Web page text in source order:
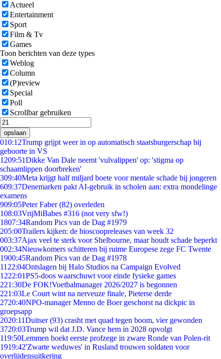
Actueel
Entertainment
Sport
Film & Tv
Games
Toon berichten van deze types
Weblog
Column
(P)review
Special
Poll
Scrollbar gebruiken
opslaan
010:12Trump grijpt weer in op automatisch staatsburgerschap bij
geboorte in VS
1209:51Dikke Van Dale neemt 'vulvalippen' op: 'stigma op
schaamlippen doorbreken'
309:40Meta krijgt half miljard boete voor mentale schade bij jongeren
609:37Denemarken pakt AI-gebruik in scholen aan: extra mondelinge
examens
909:05Peter Faber (82) overleden
108:03VrijMiBabes #316 (not very sfw!)
1807:34Random Pics van de Dag #1979
205:00Trailers kijken: de bioscoopreleases van week 32
003:37Ajax veel te sterk voor Shelbourne, maar houdt schade beperkt
002:34Nieuwkomers schitteren bij ruime Europese zege FC Twente
1900:45Random Pics van de Dag #1978
11 22:04Ontslagen bij Halo Studios na Campaign Evolved
1222:01PS5-doos waarschuwt voor einde fysieke games
221:30De FOK!Voetbalmanager 2026/2027 is begonnen
221:03Le Court wint na nerveuze finale, Pieterse derde
2720:40NPO-manager Menno de Boer geschorst na dickpic in
groepsapp
2020:11Duitser (93) crasht met quad tegen boom, vier gewonden
3720:03Trump wil dat J.D. Vance hem in 2028 opvolgt
119:50Lemmen boekt eerste profzege in zware Ronde van Polen-rit
1919:42'Zwarte weduwes' in Rusland trouwen soldaten voor
overlijdensuitkering